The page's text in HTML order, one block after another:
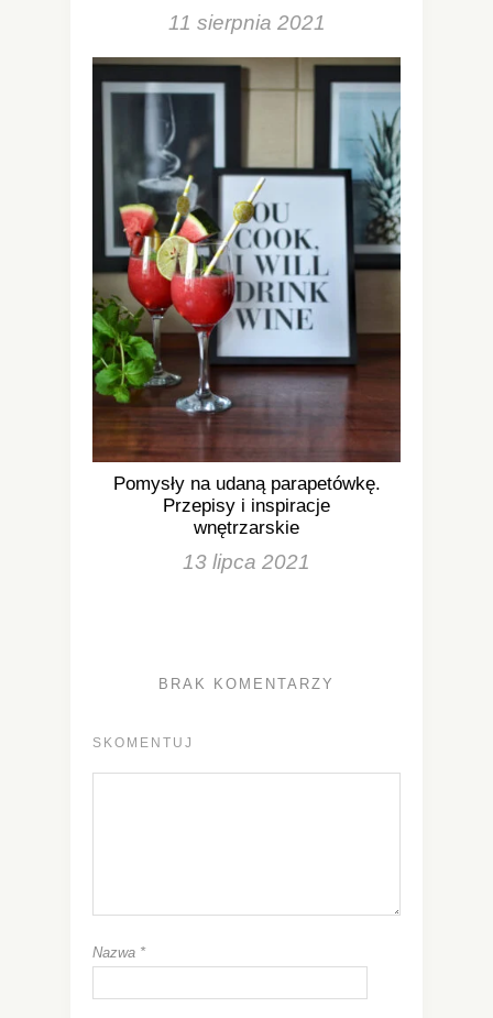
11 sierpnia 2021
Pomysły na udaną parapetówkę.
Przepisy i inspiracje
wnętrzarskie
13 lipca 2021
BRAK KOMENTARZY
SKOMENTUJ
Nazwa *